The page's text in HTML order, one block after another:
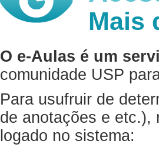
Mais
O e-Aulas é um
comunidade USP
Para usufruir de
de anotações e etc.),
logado no sistema: